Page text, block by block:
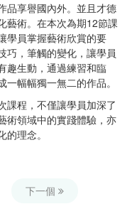
品享譽國內外。並且才德
藝術。在本次為期12節課
學員掌握藝術欣賞的要
巧，筆觸的變化，讓學員
趣生動，通過練習和臨
幅幅獨一無二的作品。
課程，不僅讓學員加深了
術領域中的實踐體驗，亦
理念。
下一個